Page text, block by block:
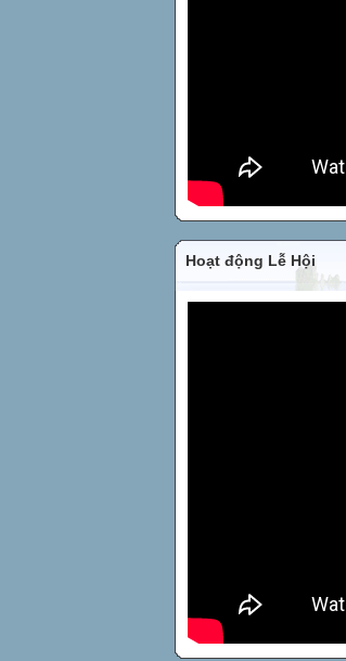
Hoạt động Lễ Hội